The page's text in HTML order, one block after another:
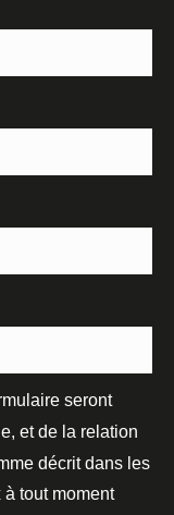
seront
et de la relation
décrit dans les
tout moment